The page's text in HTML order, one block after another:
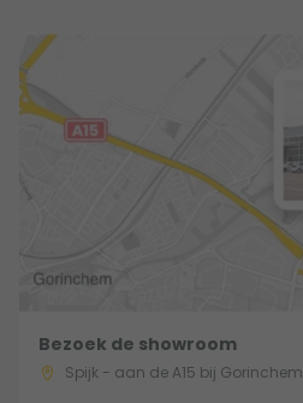
Bezoek de showroom
Spijk - aan de A15 bij Gorinchem